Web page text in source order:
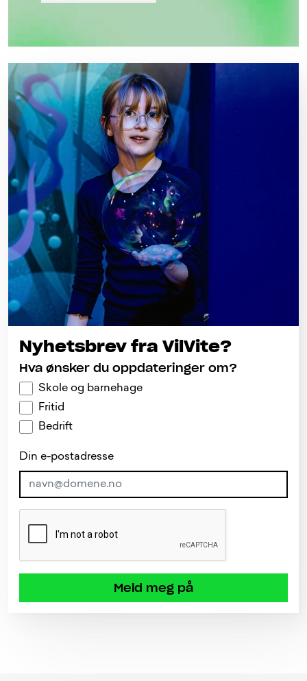
Nyhetsbrev fra VilVite?
Hva ønsker du oppdateringer om?
Skole og barnehage
Fritid
Bedrift
Din e-postadresse
Meld meg på